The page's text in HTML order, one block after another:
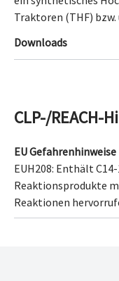
Traktoren (THF)
Downloads
CLP-/REACH-
EU Gefahrenhinweise
EUH208: Enthält
Reaktionsprodukte
Reaktionen